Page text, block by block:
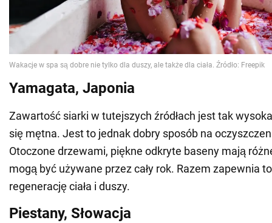
Yamagata, Japonia
Zawartość siarki w tutejszych źródłach jest tak
się mętna. Jest to jednak dobry sposób na
Otoczone drzewami, piękne odkryte baseny mają
mogą być używane przez cały rok. Razem zapewnia
regenerację ciała i duszy.
Piestany, Słowacja